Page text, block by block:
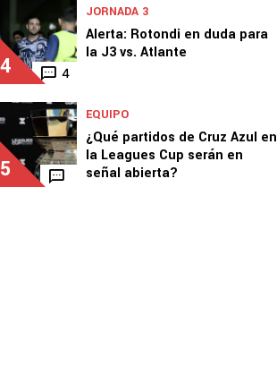
4 4
JORNADA 3
Alerta: Rotondi en duda para
la J3 vs. Atlante
5
EQUIPO
¿Qué partidos de Cruz Azul en
la Leagues Cup serán en
señal abierta?